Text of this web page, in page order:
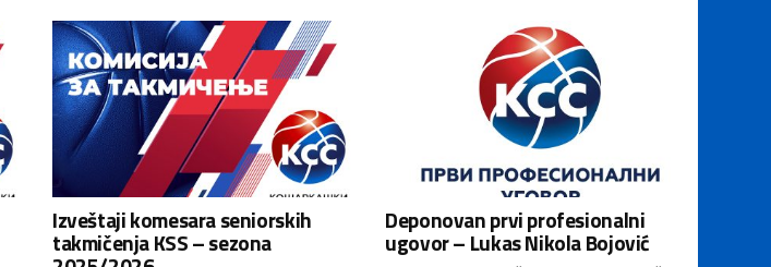
Izveštaji komesara seniorskih
takmičenja KSS – sezona
Deponovan prvi profesionalni
ugovor – Lukas Nikola Bojović